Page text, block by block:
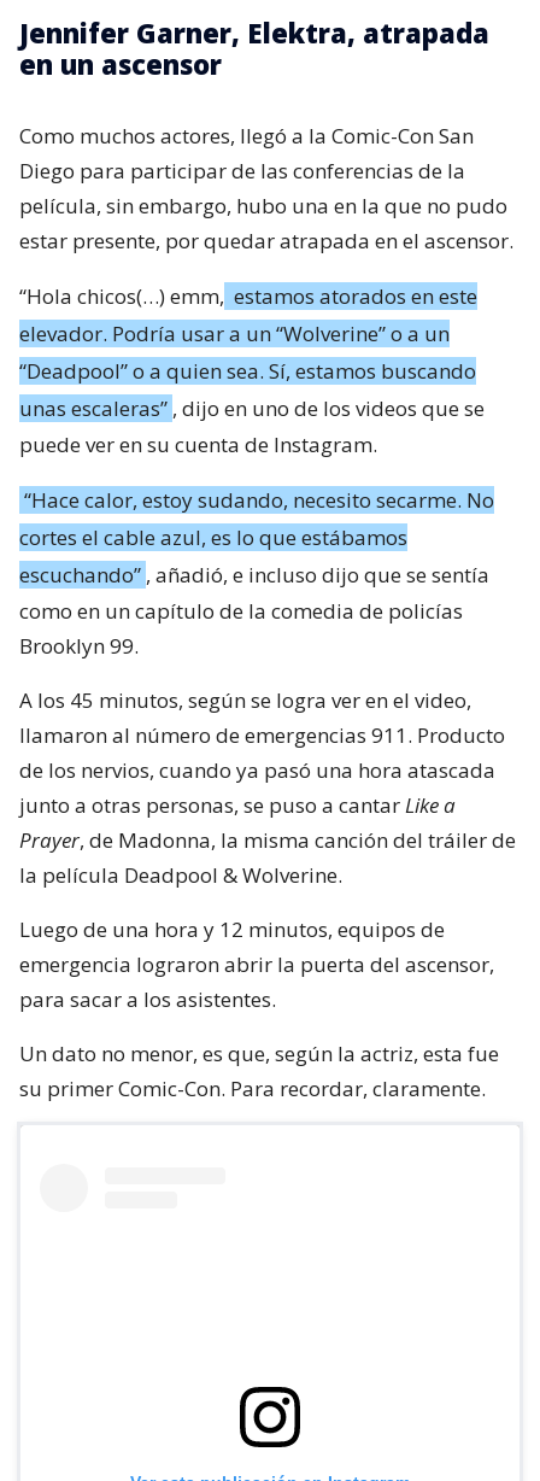
Jennifer Garner, Elektra, atrapada
en un ascensor
Como muchos actores, llegó a la Comic-Con San
Diego para participar de las conferencias de la
película, sin embargo, hubo una en la que no pudo
estar presente, por quedar atrapada en el ascensor.
“Hola chicos(…) emm, estamos atorados en este
elevador. Podría usar a un “Wolverine” o a un
“Deadpool” o a quien sea. Sí, estamos buscando
unas escaleras” , dijo en uno de los videos que se
puede ver en su cuenta de Instagram.
“Hace calor, estoy sudando, necesito secarme. No
cortes el cable azul, es lo que estábamos
escuchando” , añadió, e incluso dijo que se sentía
como en un capítulo de la comedia de policías
Brooklyn 99.
A los 45 minutos, según se logra ver en el video,
llamaron al número de emergencias 911. Producto
de los nervios, cuando ya pasó una hora atascada
junto a otras personas, se puso a cantar Like a
Prayer, de Madonna, la misma canción del tráiler de
la película Deadpool & Wolverine.
Luego de una hora y 12 minutos, equipos de
emergencia lograron abrir la puerta del ascensor,
para sacar a los asistentes.
Un dato no menor, es que, según la actriz, esta fue
su primer Comic-Con. Para recordar, claramente.